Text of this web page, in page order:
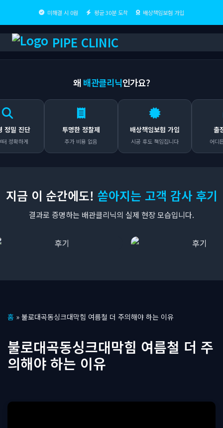
미해결 시 0원 평균 30분 도착 배상책임보험 가입
PIPE CLINIC
왜 배관클리닉인가요?
단
게
투명한 정찰제
추가 비용 없음
배상책임보험 가입
시공 후도 책임집니다
출장비 0
어디든 무료
지금 이 순간에도! 쏟아지는 고객 감사 후기
결과로 증명하는 배관클리닉의 실제 현장 모습입니다.
텐
로
건
기
홈 » 불로대곡동싱크대막힘 여름철 더 주의해야 하는 이유
불로대곡동싱크대막힘 여름철 더 주
의해야 하는 이유